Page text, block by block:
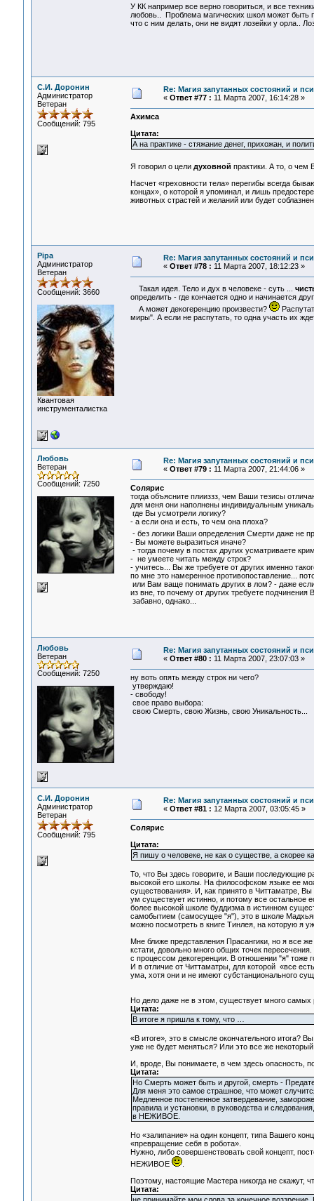
У КК например все верно говориться, и все
любовь.. Проблема магических школ может быть
что с ним делать, они не видят лозейки у орла..
С.И. Доронин
Администратор
Ветеран
Сообщений: 795
Re: Магия запутанных состояний и
« Ответ #77 : 11 Марта 2007, 16:14:28 »
Ахимса
Цитата:
А на практике - стяжание денег, прихожан, и
Я говорил о цели духовной практики. А то, о чем
Насчет «греховности тела» перегибы всегда
концах», о которой я упоминал, и лишь
животных страстей и желаний или будет
Pipa
Администратор
Ветеран
Сообщений: 3660
Квантовая
инструменталистка
Re: Магия запутанных состояний и
« Ответ #78 : 11 Марта 2007, 18:12:23 »
Такая идея. Тело и дух в человеке - суть ...
определить - где кончается одно и начинается
А может декогеренцию произвести?
миры". А если не распутать, то одна участь их
Любовь
Ветеран
Сообщений: 7250
Re: Магия запутанных состояний и
« Ответ #79 : 11 Марта 2007, 21:44:06 »
Солярис
тогда объясните плииззз, чем Ваши тезисы
для меня они наполнены индивидуальным
где Вы усмотрели логику?
- а если она и есть, то чем она плоха?
- без логики Ваши определения Смерти даже не
- Вы можете выразиться иначе?
- тогда почему в постах других усматриваете
- не умеете читать между строк?
- учитесь... Вы же требуете от других именно
по мне это намеренное противопоставление...
или Вам ваще понимать других в лом? - даже
из вне, то почему от других требуете
забавно, однако...
Любовь
Ветеран
Сообщений: 7250
Re: Магия запутанных состояний и
« Ответ #80 : 11 Марта 2007, 23:07:03 »
ну воть опять между строк ни чего?
утверждаю!
- свободу!
свое право выбора:
свою Смерть, свою Жизнь, свою Уникальность...
С.И. Доронин
Администратор
Ветеран
Сообщений: 795
Re: Магия запутанных состояний и
« Ответ #81 : 12 Марта 2007, 03:05:45 »
Солярис
Цитата:
Я пишу о человеке, не как о существе, а скорее
То, что Вы здесь говорите, и Ваши последующие
высокой его школы. На философском языке ее
существования». И, как принято в Читтаматре,
ум существует истинно, и потому все остальное
более высокой школе буддизма в истинном
самобытием (самосущее "я"), это в школе
можно посмотреть в книге Тинлея, на которую я
Мне ближе представления Прасангики, но я все
кстати, довольно много общих точек
с процессом декогеренции. В отношении "я" тоже
И в отличие от Читтаматры, для которой «все
ума, хотя они и не имеют субстанционального
Но дело даже не в этом, существует много
Цитата:
В итоге я пришла к тому, что …
«В итоге», это в смысле окончательного итога?
уже не будет меняться? Или это все же
И, вроде, Вы понимаете, в чем здесь опасность,
Цитата:
Но Смерть может быть и другой, смерть -
Для меня это самое страшное, что может
Медленное постепенное затвердевание,
правила и установки, в руководства и
в НЕЖИВОЕ.
Но «залипание» на один концепт, типа Вашего
«превращение себя в робота».
Нужно, либо совершенствовать свой концепт,
НЕЖИВОЕ
.
Поэтому, настоящие Мастера никогда не скажут,
Цитата: